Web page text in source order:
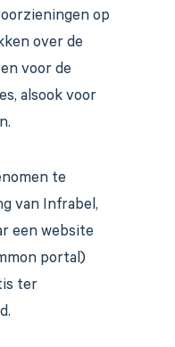
op
over de
voor de
alsook voor
te
van Infrabel,
een website
portal)
ter